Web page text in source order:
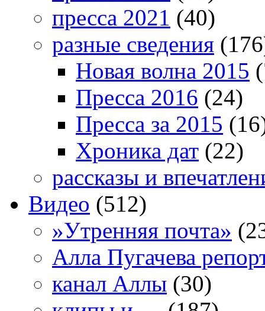
пресса 2021 (40)
разные сведения
Новая волна 2015
Пресса 2016 (24)
Пресса за 2015
Хроника дат (22)
рассказы и
Видео (512)
»Утренняя почта»
Алла Пугачева
канал Аллы (30)